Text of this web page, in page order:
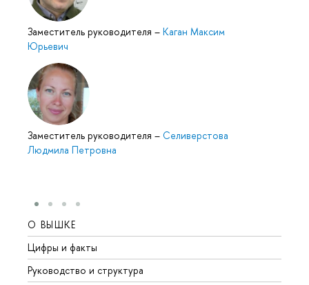
Заместитель руководителя – Каган Максим
Юрьевич
Заместитель руководителя – Селиверстова
Людмила Петровна
О ВЫШКЕ
Цифры и факты
Руководство и структура